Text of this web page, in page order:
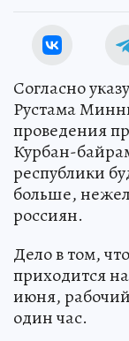
Согласно
Рустама
проведения
Курбан-
республики
больше,
россиян.
Дело в том,
приходится
июня,
один час.